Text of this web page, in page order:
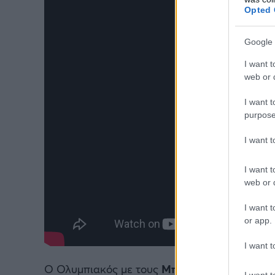
Opted
Google
I want
web or
I want
I want
I want
web or
I want
or app.
I want
Ο Ολυμπιακός με τους Μπραζντέικις, Πίτερς